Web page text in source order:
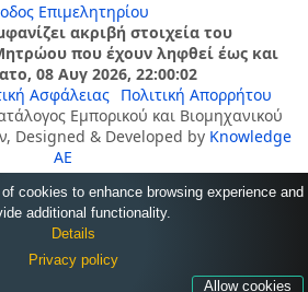
Επιμελητηρίου
ακριβή στοιχεία του
που έχουν ληφθεί έως και
08 Αυγ 2026, 22:00:02
Ασφάλειας
Πολιτική Απορρήτου
Εμπορικού και Βιομηχανικού
Designed & Developed by Knowledge
AE
cookies to enhance browsing experience and
additional functionality.
Details
Privacy policy
Allow cookies